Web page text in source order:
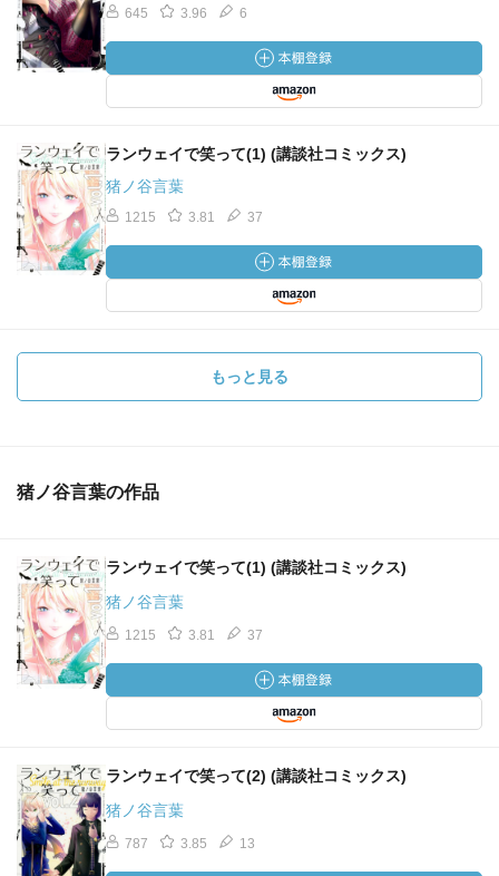
645 3.96 6
ランウェイで笑って(1) (講談社コミックス)
猪ノ谷言葉
1215 3.81 37
もっと見る
猪ノ谷言葉の作品
ランウェイで笑って(1) (講談社コミックス)
猪ノ谷言葉
1215 3.81 37
ランウェイで笑って(2) (講談社コミックス)
猪ノ谷言葉
787 3.85 13